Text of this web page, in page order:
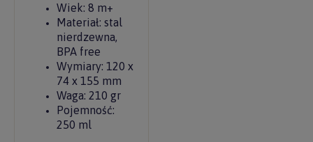
Wiek: 8 m+
Materiał: stal
nierdzewna,
BPA free
Wymiary: 120 x
74 x 155 mm
Waga: 210 gr
Pojemność:
250 ml